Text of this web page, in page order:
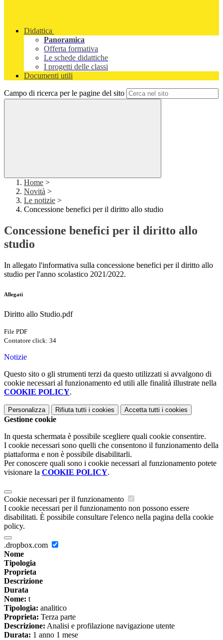
Didattica
Panoramica
Offerta formativa
Le schede didattiche
I progetti delle classi
Documenti utili
Campo di ricerca per le pagine del sito
Home >
Novità >
Le notizie >
Concessione benefici per il diritto allo studio
Concessione benefici per il diritto allo
studio
In allegato l'informativa sulla concessione benefici per il diritto allo
studio per l'anno scolastico 2021/2022.
Allegati
Diritto allo Studio.pdf
File PDF
Contatore click: 34
Notizie
Questo sito o gli strumenti terzi da questo utilizzati si avvalgono di
cookie necessari al funzionamento ed utili alle finalità illustrate nella
COOKIE POLICY.
Personalizza Rifiuta tutti i cookies Accetta tutti i cookies
Gestione cookie
In questa schermata è possibile scegliere quali cookie consentire.
I cookie necessari sono quelli che consentono il funzionamento della
piattaforma e non è possibile disabilitarli.
Per conoscere quali sono i cookie necessari al funzionamento potete
visionare la COOKIE POLICY.
Cookie necessari per il funzionamento
I cookie necessari per il funzionamento non possono essere
disabilitati. È possibile consultare l'elenco nella pagina della cookie
policy.
.dropbox.com
Nome
Tipologia
Proprieta
Descrizione
Durata
Nome: t
Tipologia: analitico
Proprieta: Terza parte
Descrizione: Analisi e profilazione navigazione utente
Durata: 1 anno 1 mese